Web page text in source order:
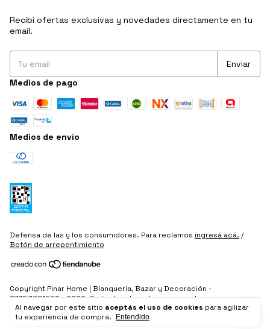
Al navegar por este sitio aceptás el uso de cookies para agilizar
tu experiencia de compra.
Entendido
Recibí ofertas exclusivas y novedades directamente en tu
email.
Medios de pago
Medios de envío
Defensa de las y los consumidores. Para reclamos ingresá acá. /
Botón de arrepentimiento
Copyright Pinar Home | Blanquería, Bazar y Decoración -
27353681589 - 2026. Todos los derechos reservados.